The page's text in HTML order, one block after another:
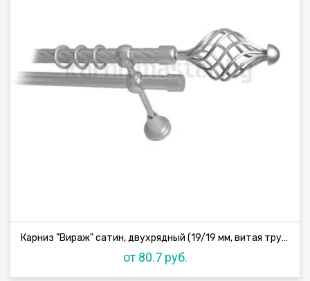
Карниз "Вираж" сатин, двухрядный (19/19 мм, витая труба)
от 80.7 руб.